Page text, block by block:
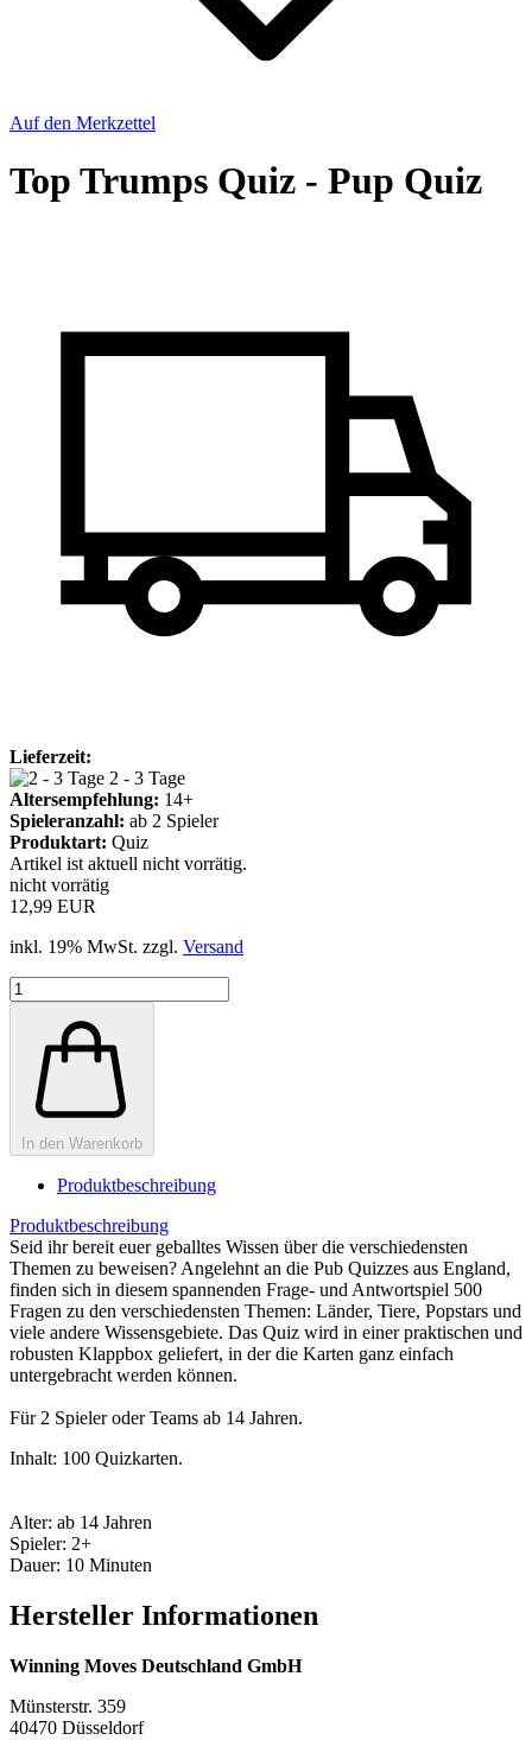
Auf den Merkzettel
Top Trumps Quiz - Pup Quiz
Lieferzeit:
2 - 3 Tage
Altersempfehlung: 14+
Spieleranzahl: ab 2 Spieler
Produktart: Quiz
Artikel ist aktuell nicht vorrätig.
nicht vorrätig
12,99 EUR
inkl. 19% MwSt. zzgl. Versand
In den Warenkorb
Produktbeschreibung
Produktbeschreibung
Seid ihr bereit euer geballtes Wissen über die verschiedensten
Themen zu beweisen? Angelehnt an die Pub Quizzes aus England,
finden sich in diesem spannenden Frage- und Antwortspiel 500
Fragen zu den verschiedensten Themen: Länder, Tiere, Popstars und
viele andere Wissensgebiete. Das Quiz wird in einer praktischen und
robusten Klappbox geliefert, in der die Karten ganz einfach
untergebracht werden können.
Für 2 Spieler oder Teams ab 14 Jahren.
Inhalt: 100 Quizkarten.
Alter: ab 14 Jahren
Spieler: 2+
Dauer: 10 Minuten
Hersteller Informationen
Winning Moves Deutschland GmbH
Münsterstr. 359
40470 Düsseldorf